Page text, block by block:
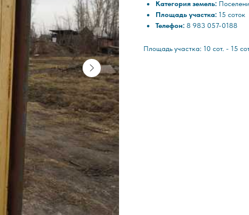
Категория земель:
Площадь участка: 15 соток
Телефон: 8 983 057-0188
Площадь участка: 10 сот. - 15